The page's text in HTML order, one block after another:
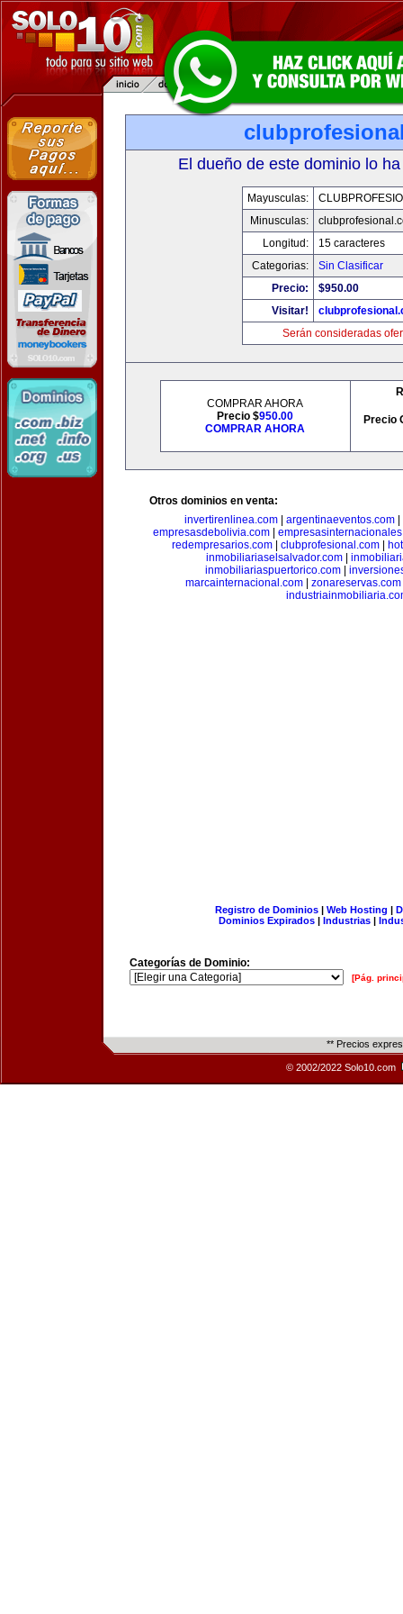
El dueño de este dominio lo
Mayusculas:
Minusculas:
Longitud:
15 caracteres
Categorias:
Sin Clasificar
Precio:
$950.00
Visitar!
Serán consideradas
COMPRAR AHORA
Precio $950.00
COMPRAR AHORA
Precio
Otros dominios en venta:
invertirenlinea.com| argentinaeventos.com|
empresasdebolivia.com|
redempresarios.com
clubprofesional.com
inmobiliariaselsalvador.com|
inmobiliariaspuertorico.com
marcainternacional.com| zonareservas.com
Registro de Dominios| Web Hosting |
Dominios Expirados | Industrias |
Categorías de Dominio:
[Pág.
** Precios
© 2002/2022 Solo10.com